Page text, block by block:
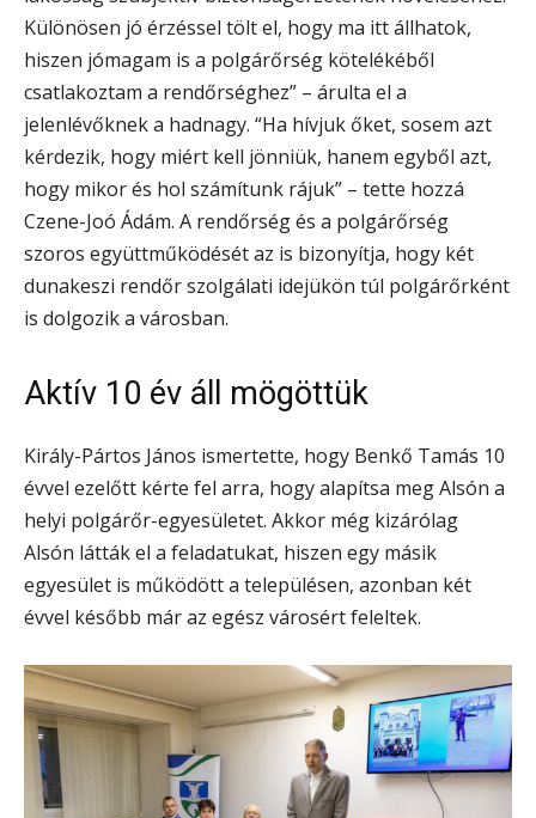
Különösen jó érzéssel tölt el, hogy ma itt állhatok,
hiszen jómagam is a polgárőrség kötelékéből
csatlakoztam a rendőrséghez” – árulta el a
jelenlévőknek a hadnagy. “Ha hívjuk őket, sosem azt
kérdezik, hogy miért kell jönniük, hanem egyből azt,
hogy mikor és hol számítunk rájuk” – tette hozzá
Czene-Joó Ádám. A rendőrség és a polgárőrség
szoros együttműködését az is bizonyítja, hogy két
dunakeszi rendőr szolgálati idejükön túl polgárőrként
is dolgozik a városban.
Aktív 10 év áll mögöttük
Király-Pártos János ismertette, hogy Benkő Tamás 10
évvel ezelőtt kérte fel arra, hogy alapítsa meg Alsón a
helyi polgárőr-egyesületet. Akkor még kizárólag
Alsón látták el a feladatukat, hiszen egy másik
egyesület is működött a településen, azonban két
évvel később már az egész városért feleltek.